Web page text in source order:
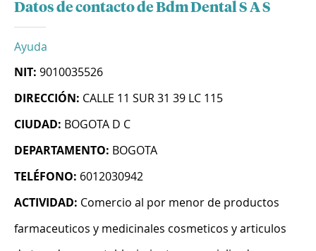
Datos de contacto de Bdm Dental S A S
Ayuda
NIT: 9010035526
DIRECCIÓN: CALLE 11 SUR 31 39 LC 115
CIUDAD: BOGOTA D C
DEPARTAMENTO: BOGOTA
TELÉFONO: 6012030942
ACTIVIDAD: Comercio al por menor de productos
farmaceuticos y medicinales cosmeticos y articulos